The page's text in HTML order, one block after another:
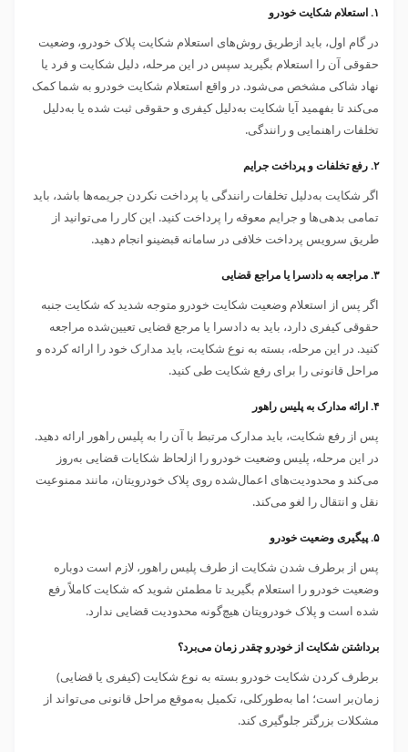
۱. استعلام شکایت خودرو
در گام اول، باید ازطریق روش‌های استعلام شکایت پلاک خودرو، وضعیت
حقوقی آن را استعلام بگیرید سپس در این مرحله، دلیل شکایت و فرد یا
نهاد شاکی مشخص می‌شود. در واقع استعلام شکایت خودرو به شما کمک
می‌کند تا بفهمید آیا شکایت به‌دلیل کیفری و حقوقی ثبت‌ شده یا به‌دلیل
تخلفات راهنمایی و رانندگی.
۲. رفع تخلفات و پرداخت جرایم
اگر شکایت به‌دلیل تخلفات رانندگی یا پرداخت نکردن جریمه‌ها باشد، باید
تمامی بدهی‌ها و جرایم معوقه را پرداخت کنید. این کار را می‌توانید از
طریق سرویس پرداخت خلافی در سامانه قبضینو انجام دهید.
۳. مراجعه به دادسرا یا مراجع قضایی
اگر پس از استعلام وضعیت شکایت خودرو متوجه شدید که شکایت جنبه
حقوقی کیفری دارد، باید به دادسرا یا مرجع قضایی تعیین‌شده مراجعه
کنید. در این مرحله، بسته به نوع شکایت، باید مدارک خود را ارائه کرده و
مراحل قانونی را برای رفع شکایت طی کنید.
۴. ارائه مدارک به پلیس راهور
پس از رفع شکایت، باید مدارک مرتبط با آن را به پلیس راهور ارائه دهید.
در این مرحله، پلیس وضعیت خودرو را ازلحاظ شکایات قضایی به‌روز
می‌کند و محدودیت‌های اعمال‌شده روی پلاک خودرویتان، مانند ممنوعیت
نقل و انتقال را لغو می‌کند.
۵. پیگیری وضعیت خودرو
پس از برطرف شدن شکایت از طرف پلیس راهور، لازم است دوباره
وضعیت خودرو را استعلام بگیرید تا مطمئن شوید که شکایت کاملاً رفع
شده است و پلاک خودرویتان هیچ‌گونه محدودیت قضایی ندارد.
برداشتن شکایت از خودرو چقدر زمان می‌برد؟
برطرف کردن شکایت خودرو بسته به نوع شکایت (کیفری یا قضایی)
زمان‌بر است؛ اما به‌طورکلی، تکمیل به‌موقع مراحل قانونی می‌تواند از
مشکلات بزرگتر جلوگیری کند.